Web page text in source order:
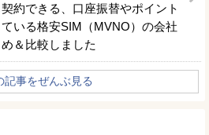
約できる、口座振替やポイント
いる格安SIM（MVNO）の会社
＆比較しました
記事をぜんぶ見る